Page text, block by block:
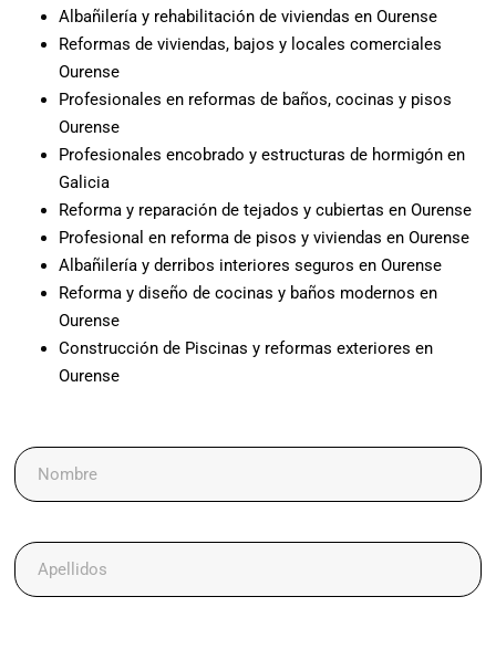
Albañilería y rehabilitación de viviendas en Ourense
Reformas de viviendas, bajos y locales comerciales
Ourense
Profesionales en reformas de baños, cocinas y pisos
Ourense
Profesionales encobrado y estructuras de hormigón en
Galicia
Reforma y reparación de tejados y cubiertas en Ourense
Profesional en reforma de pisos y viviendas en Ourense
Albañilería y derribos interiores seguros en Ourense
Reforma y diseño de cocinas y baños modernos en
Ourense
Construcción de Piscinas y reformas exteriores en
Ourense